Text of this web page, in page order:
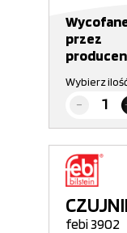
przez
Wybierz
febi 3902